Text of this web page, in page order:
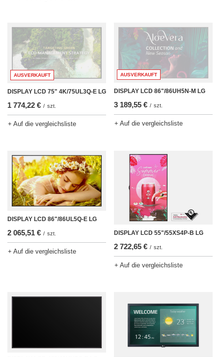
AUSVERKAUFT
DISPLAY LCD 75" 4K/75UL3Q-E LG
1 774,22 € / szt.
+ Auf die vergleichsliste
AUSVERKAUFT
DISPLAY LCD 86"/86UH5N-M LG
3 189,55 € / szt.
+ Auf die vergleichsliste
DISPLAY LCD 86"/86UL5Q-E LG
2 065,51 € / szt.
+ Auf die vergleichsliste
DISPLAY LCD 55"/55XS4P-B LG
2 722,65 € / szt.
+ Auf die vergleichsliste